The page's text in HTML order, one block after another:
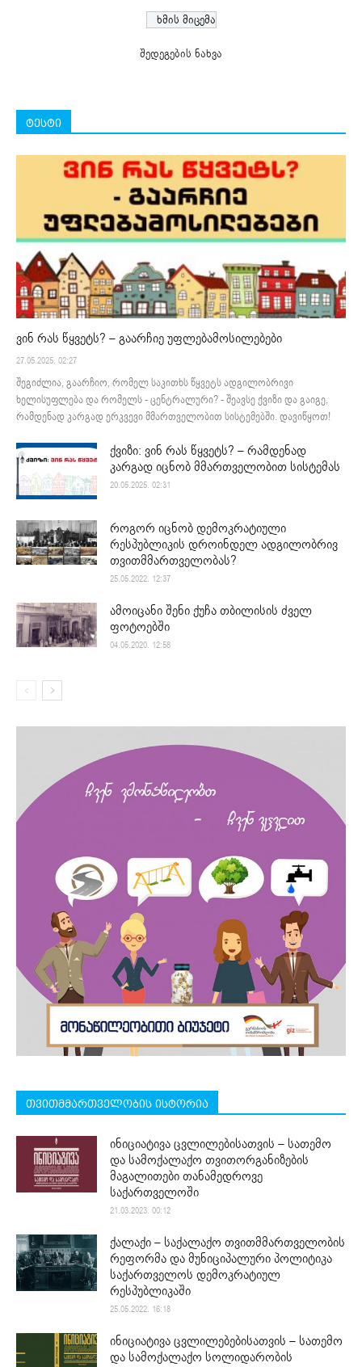
შედეგების ნახვა
ტესტი
ვინ რას წყვეტს? – გაარჩიე უფლებამოსილებები
27.05.2025. 02:27
შეგიძლია, გაარჩიო, რომელ საკითხს წყვეტს ადგილობრივი
ხელისუფლება და რომელს - ცენტრალური? - შეავსე ქვიზი და გაიგე,
რამდენად კარგად ერკვევი მმართველობით სისტემებში. დავიწყოთ!
ქვიზი: ვინ რას წყვეტს? – რამდენად
კარგად იცნობ მმართველობით სისტემას
20.05.2025. 02:31
როგორ იცნობ დემოკრატიული
რესპუბლიკის დროინდელ ადგილობრივ
თვითმმართველობას?
25.05.2022. 12:37
ამოიცანი შენი ქუჩა თბილისის ძველ
ფოტოებში
04.05.2020. 12:58
თვითმმართველობის ისტორია
ინიციატივა ცვლილებისათვის – სათემო
და სამოქალაქო თვითორგანიზების
მაგალითები თანამედროვე
საქართველოში
21.03.2023. 00:12
ქალაქი – საქალაქო თვითმმართველობის
რეფორმა და მუნიციპალური პოლიტიკა
საქართველოს დემოკრატიულ
რესპუბლიკაში
25.05.2022. 16:18
ინიციატივა ცვლილებებისათვის – სათემო
და სამოქალაქო სოლიდარობის